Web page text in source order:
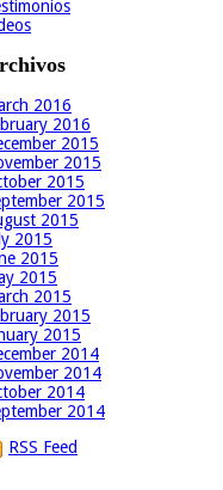
2016
2016
2015
2015
2015
2015
2015
2015
2015
2015
2015
2015
2015
2014
2014
2014
2014
RSS Feed